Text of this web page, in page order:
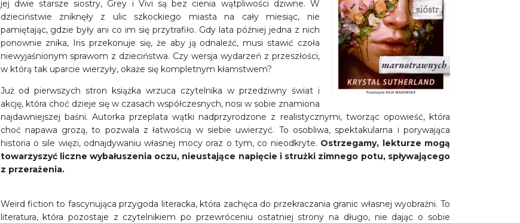
jej dwie starsze siostry, Grey i Vivi są bez cienia wątpliwości dziwne. W
dzieciństwie zniknęły z ulic szkockiego miasta na cały miesiąc, nie
pamiętając,gdzie były ani co im się przytrafiło. Gdy lata później jedna z nich
ponownie znika, Iris przekonuje się, że aby ją odnaleźć, musi stawić czoła
niewyjaśnionym sprawom z dzieciństwa. Czy wersja wydarzeń z przeszłości,
w którą tak uparcie wierzyły, okaże się kompletnym kłamstwem?
Już od pierwszych stron książka wrzuca czytelnika w przedziwny świat i
akcję, która choć dzieje się w czasach współczesnych, nosi w sobie znamiona
najdawniejszej baśni. Autorka przeplata wątki nadprzyrodzone z realistycznymi, tworząc opowieść, która
choć napawa grozą, to pozwala z łatwością w siebie uwierzyć. To osobliwa, spektakularna i porywająca
historia o sile więzi, odnajdywaniu własnej mocy oraz o tym, co nieodkryte. Ostrzegamy, lekturze mogą
towarzyszyć liczne wybałuszenia oczu, nieustające napięcie i strużki zimnego potu, spływającego
z przerażenia.
Weird fiction to fascynująca przygoda literacka, która zachęca do przekraczania granic własnej wyobraźni. To
literatura, która pozostaje z czytelnikiem po przewróceniu ostatniej strony na długo, nie dając o sobie